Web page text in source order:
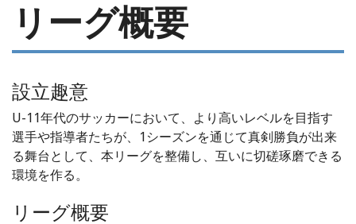
リーグ概要
設立趣意
U-11年代のサッカーにおいて、より高いレベルを目指す
選手や指導者たちが、1シーズンを通じて真剣勝負が出来
る舞台として、本リーグを整備し、互いに切磋琢磨できる
環境を作る。
リーグ概要